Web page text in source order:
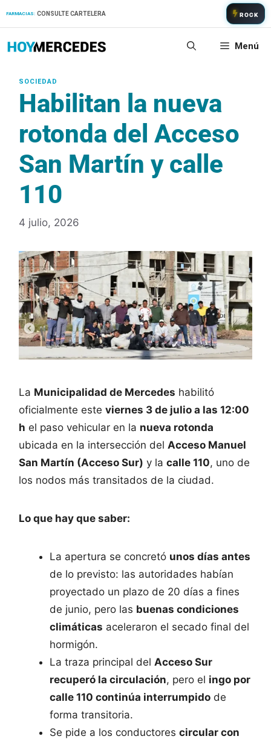
FARMACIAS: CONSULTE CARTELERA ROCK
Menú
Habilitan la nueva
rotonda del Acceso
San Martín y calle
110
4 julio, 2026
La Municipalidad de Mercedes habilitó
oficialmente este viernes 3 de julio a las 12:00
h el paso vehicular en la nueva rotonda
ubicada en la intersección del Acceso Manuel
San Martín (Acceso Sur) y la calle 110, uno de
los nodos más transitados de la ciudad.
Lo que hay que saber:
La apertura se concretó unos días antes
de lo previsto: las autoridades habían
proyectado un plazo de 20 días a fines
de junio, pero las buenas condiciones
climáticas aceleraron el secado final del
hormigón.
La traza principal del Acceso Sur
recuperó la circulación, pero el ingo por
calle 110 continúa interrumpido de
forma transitoria.
Se pide a los conductores circular con